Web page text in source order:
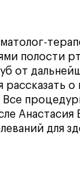
полости
от
рассказать
Все
Анастасия
для